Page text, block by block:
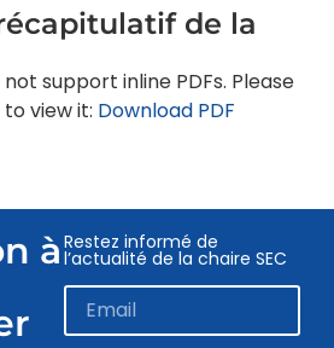
de la
support inline PDFs. Please
view it: Download PDF
à Restez informé de
l’actualité de la chaire SEC